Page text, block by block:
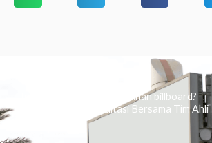
Ingin tahu tentang periklanan billboard?
Kami Berikan Konsultasi Bersama Tim Ahli